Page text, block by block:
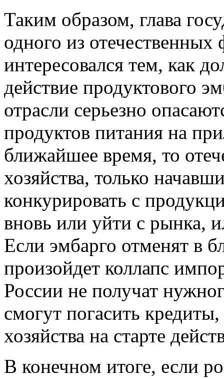
Таким образом, глава
одного из
интересовался тем, как
действие продуктового
отрасли серьезно
продуктов питания на
ближайшее время, то
хозяйства, только
конкурировать с
вновь или уйти с рынка,
Если эмбарго отменят в
произойдет коллапс
России не получат
смогут погасить
хозяйства на старте
В конечном итоге, если